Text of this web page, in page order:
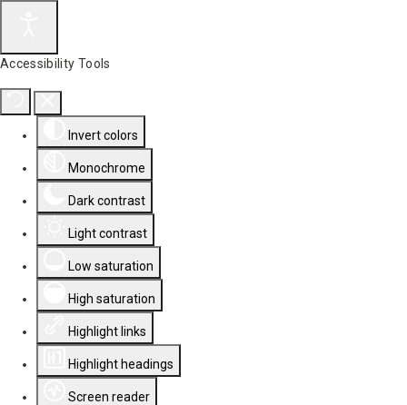
Accessibility Tools
Invert colors
Monochrome
Dark contrast
Light contrast
Low saturation
High saturation
Highlight links
Highlight headings
Screen reader